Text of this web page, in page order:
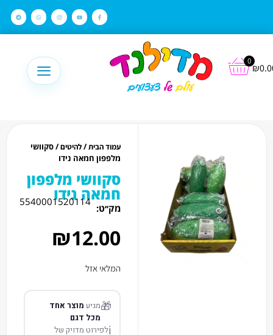
₪
0
עמוד הבית/להיטים/ סקוושי
מלפפון חמאה נידו
סקוושי מלפפון
חמאה נידו
מק׳׳ט:
5540001520114
₪12.00
המלאי אזל
🎁מגיע מוצר אחד
מכל דגם
ℹ️לפירוט מדויק של